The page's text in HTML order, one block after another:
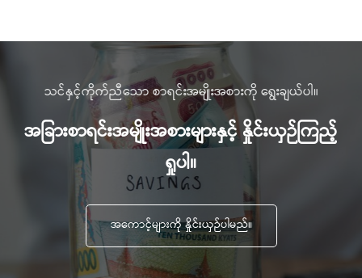
သင်နှင့်ကိုက်ညီသော စာရင်းအမျိုးအစားကို ရွေးချယ်ပါ။
အခြားစာရင်းအမျိုးအစားများနှင့် နှိုင်းယှဉ်ကြည့်
ရှုပါ။